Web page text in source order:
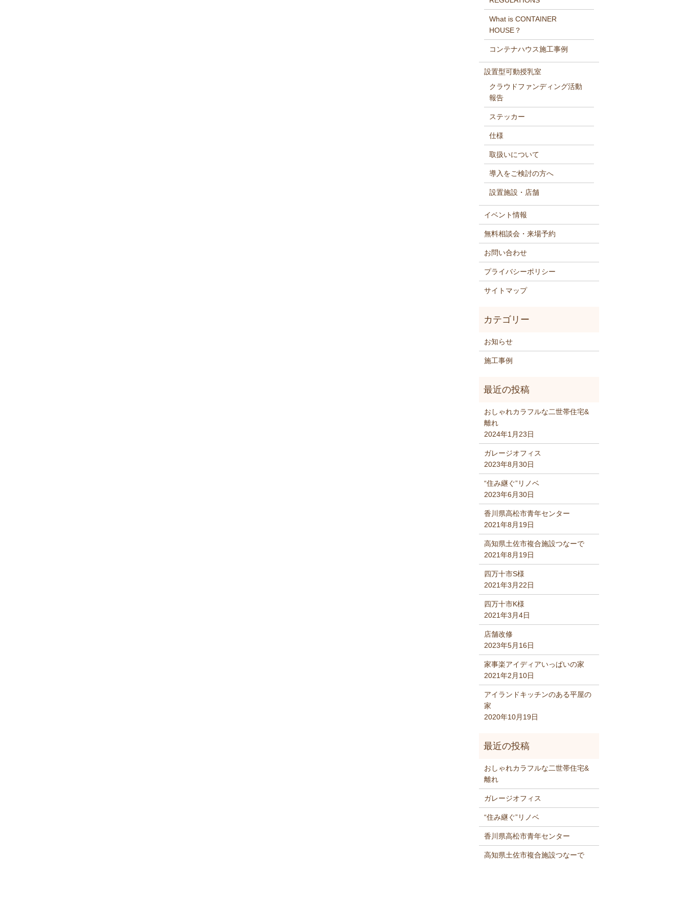
What is CONTAINER
HOUSE？
コンテナハウス施工事例
設置型可動授乳室
クラウドファンディング活動
報告
ステッカー
仕様
取扱いについて
導入をご検討の方へ
設置施設・店舗
イベント情報
無料相談会・来場予約
お問い合わせ
プライバシーポリシー
サイトマップ
お知らせ
施工事例
おしゃれカラフルな二世帯住宅&
離れ
2024年1月23日
ガレージオフィス
2023年8月30日
“住み継ぐ”リノベ
2023年6月30日
香川県高松市青年センター
2021年8月19日
高知県土佐市複合施設つなーで
2021年8月19日
四万十市S様
2021年3月22日
四万十市K様
2021年3月4日
店舗改修
2023年5月16日
家事楽アイディアいっぱいの家
2021年2月10日
アイランドキッチンのある平屋の
家
2020年10月19日
おしゃれカラフルな二世帯住宅&
離れ
ガレージオフィス
“住み継ぐ”リノベ
香川県高松市青年センター
高知県土佐市複合施設つなーで